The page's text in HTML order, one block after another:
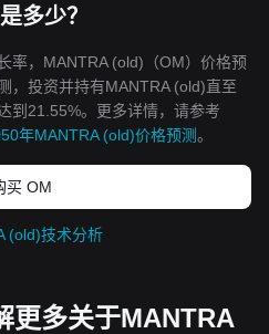
多少？
率，MANTRA (old)（OM）价格预
，投资并持有MANTRA (old)直至
到21.55%。更多详情，请参考
年MANTRA (old)价格预测。
买 OM
(old)技术分析
更多关于MANTRA